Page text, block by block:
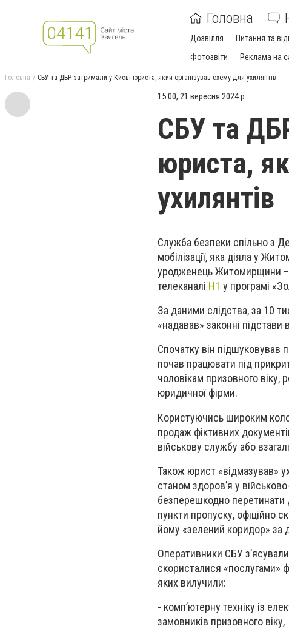
Головна
Дозвілля Питання та
Фотозвіти
Реклама на
Головна СБУ та ДБР затримали у Києві юриста, який організував схему для ухилянтів
15:00, 21 вересня 2024 р.
СБУ та
юриста,
ухилянтів
Служба безпеки спільно з
мобілізації, яка діяла у
уродженець Житомирщини –
телеканалі Н1 у програмі «
За даними слідства, за 10
«надавав» законні підстави
Спочатку він підшуковував
почав працювати під
чоловікам призовного віку,
юридичної фірми.
Користуючись широким
продаж фіктивних
військову службу або
Також юрист «відмазував»
станом здоров’я у
безперешкодно перетинати
пункти пропуску, офіційно
йому «зелений коридор» за
Оперативники СБУ
скористалися «послугами»
яких вилучили:
- комп’ютерну техніку із
замовників призовного віку,